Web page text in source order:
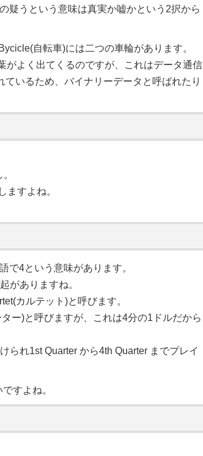
疑うという意味は真実か嘘かという2択から
自転車)には二つの車輪があります。
がよく出てくるのですが、これはデータ通信
いるため、バイナリーデータと呼ばれたり
ますよね。
で4という意味があります。
がありますね。
カルテット)と呼びます。
ー)と呼びますが、これは4分の1ドルだから
られ1st Quarter から4th Quarter までプレイ
すよね。